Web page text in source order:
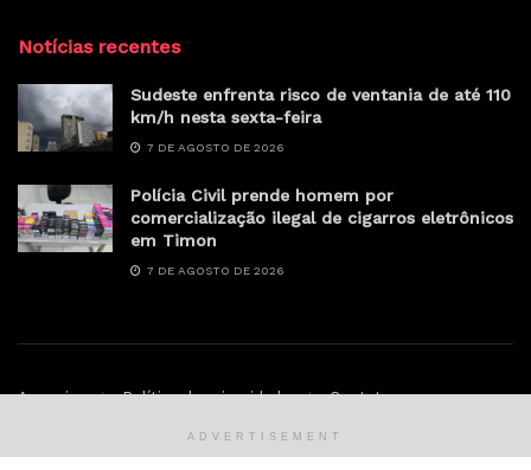
Notícias recentes
Sudeste enfrenta risco de ventania de até 110
km/h nesta sexta-feira
7 DE AGOSTO DE 2026
Polícia Civil prende homem por
comercialização ilegal de cigarros eletrônicos
em Timon
7 DE AGOSTO DE 2026
Anunciar Política de privacidade Contato
ADVERTISEMENT